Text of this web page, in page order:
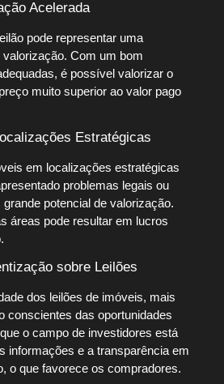
Acelerada
pode representar uma
Com um bom
é possível valorizar o
muito superior ao valor pago
Estratégicas
em localizações estratégicas
problemas legais ou
potencial de valorização.
áreas pode resultar em lucros
sobre Leilões
dos leilões de imóveis, mais
conscientes das oportunidades
o campo de investidores está
informações e a transparência em
o que favorece os compradores.